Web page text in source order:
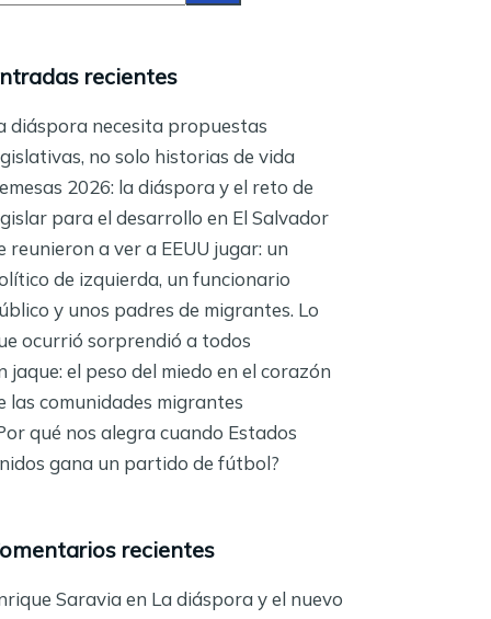
recientes
diáspora necesita propuestas
no solo historias de vida
2026: la diáspora y el reto de
para el desarrollo en El Salvador
reunieron a ver a EEUU jugar: un
de izquierda, un funcionario
y unos padres de migrantes. Lo
ocurrió sorprendió a todos
jaque: el peso del miedo en el corazón
las comunidades migrantes
qué nos alegra cuando Estados
gana un partido de fútbol?
recientes
Saraviaen La diáspora y el nuevo